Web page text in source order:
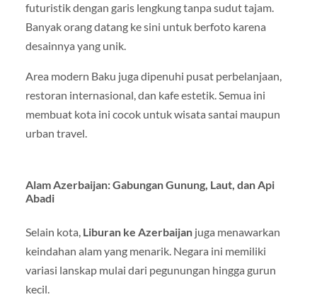
futuristik dengan garis lengkung tanpa sudut tajam.
Banyak orang datang ke sini untuk berfoto karena
desainnya yang unik.
Area modern Baku juga dipenuhi pusat perbelanjaan,
restoran internasional, dan kafe estetik. Semua ini
membuat kota ini cocok untuk wisata santai maupun
urban travel.
Alam Azerbaijan: Gabungan Gunung, Laut, dan Api
Abadi
Selain kota, Liburan ke Azerbaijanjuga menawarkan
keindahan alam yang menarik. Negara ini memiliki
variasi lanskap mulai dari pegunungan hingga gurun
kecil.